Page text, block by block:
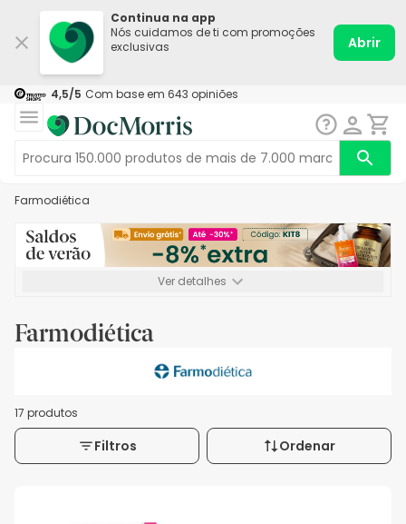
Continua na app
Nós cuidamos de ti com promoções
exclusivas
Abrir
4,5/5 Com base em 643 opiniões
Farmodiética
Ver detalhes
Farmodiética
17 produtos
Filtros Ordenar